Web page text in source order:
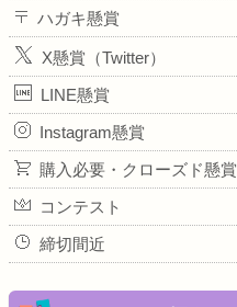
ハガキ懸賞
X懸賞（Twitter）
LINE懸賞
Instagram懸賞
購入必要・クローズド懸賞
コンテスト
締切間近